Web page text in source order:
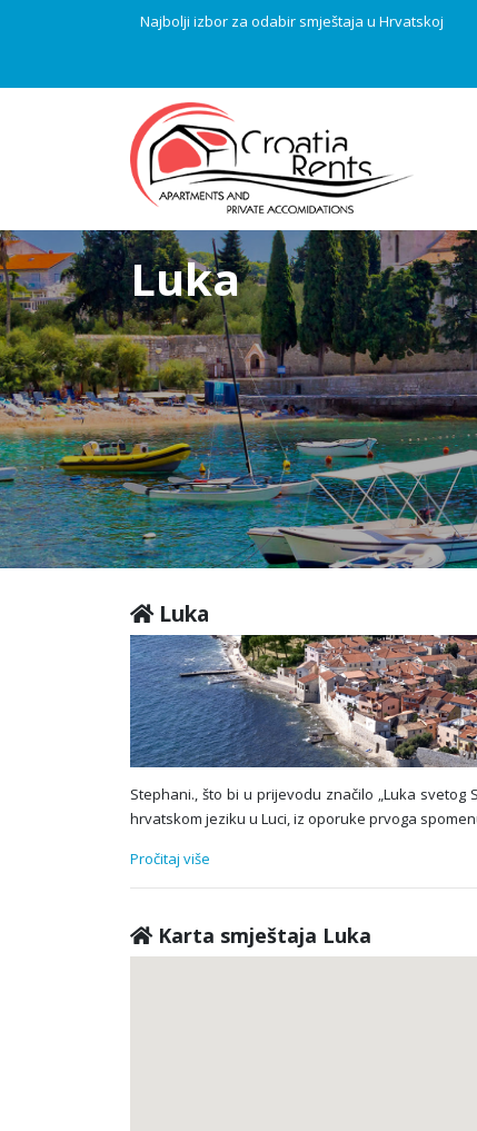
Najbolji izbor za odabir smještaja u Hrvatskoj
Luka
Luka
Stephani., što bi u prijevodu značilo „Luka
hrvatskom jeziku u Luci, iz oporuke prvoga
Pročitaj više
Karta smještaja Luka